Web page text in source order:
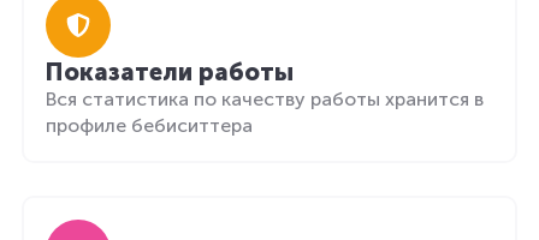
Показатели работы
Вся статистика по качеству работы хранится в
профиле бебиситтера